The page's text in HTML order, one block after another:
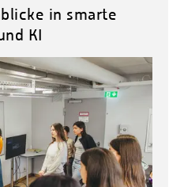
in smarte
KI